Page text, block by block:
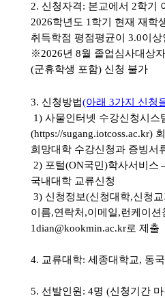
2. 신청자격: 본교에서 2학기
2026학년도 1학기 현재 재학
취득학점 평점평균이 3.0이상
※2026년 8월 졸업심사대상
(군휴학생 포함) 신청 불가
3. 신청방법(아래 3가지 신청
1) 사물인터넷 수강신청시스
(https://sugang.iotcoss.ac.kr)
희망대학 수강신청과 증빙서
2) 포털(ON국민)학사서비스
국내대학 교류신청
3) 신청정보(신청대학,신청
이름,연락처,이메일,런케이
1dian@kookmin.ac.kr로 제출
4. 교류대학: 세종대학교, 동
5. 선발인원: 4명 (신청기간